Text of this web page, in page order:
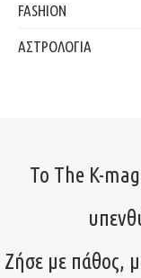
FASHION
ΑΣΤΡΟΛΟΓΙΑ
Το The K-
Ζήσε με πάθος,